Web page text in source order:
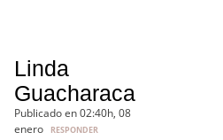
Linda
Guacharaca
Publicado en 02:40h, 08
enero
RESPONDER